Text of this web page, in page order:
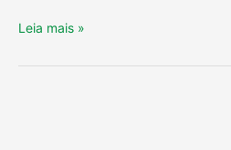
Leia mais »